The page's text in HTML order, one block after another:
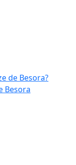
de Besora?
Besora